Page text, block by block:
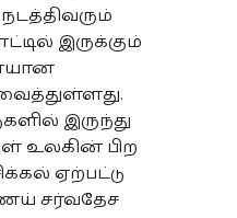
இருக்கும்
இருந்து
உலகின் பிற
ஏற்பட்டு
சர்வதேச